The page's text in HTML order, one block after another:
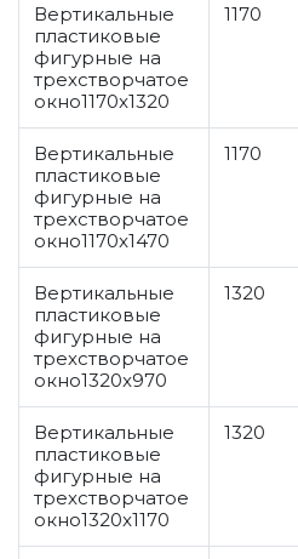
Вертикальные
пластиковые
фигурные на
трехстворчатое
окно1170x1320
1170
Вертикальные
пластиковые
фигурные на
трехстворчатое
окно1170x1470
1170
Вертикальные
пластиковые
фигурные на
трехстворчатое
окно1320x970
1320
Вертикальные
пластиковые
фигурные на
трехстворчатое
окно1320x1170
1320